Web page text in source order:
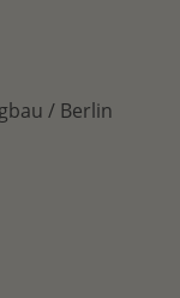
/ Berlin